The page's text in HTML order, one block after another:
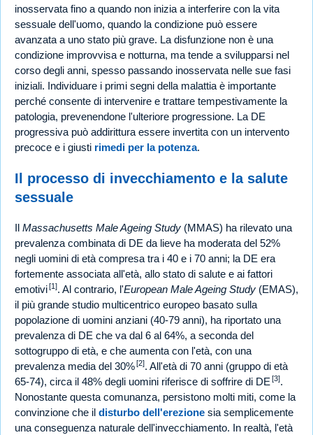
inosservata fino a quando non inizia a interferire con la vita
sessuale dell'uomo, quando la condizione può essere
avanzata a uno stato più grave. La disfunzione non è una
condizione improvvisa e notturna, ma tende a svilupparsi nel
corso degli anni, spesso passando inosservata nelle sue fasi
iniziali. Individuare i primi segni della malattia è importante
perché consente di intervenire e trattare tempestivamente la
patologia, prevenendone l'ulteriore progressione. La DE
progressiva può addirittura essere invertita con un intervento
precoce e i giusti rimedi per la potenza.
Il processo di invecchiamento e la salute
sessuale
Il Massachusetts Male Ageing Study (MMAS) ha rilevato una
prevalenza combinata di DE da lieve ha moderata del 52%
negli uomini di età compresa tra i 40 e i 70 anni; la DE era
fortemente associata all'età, allo stato di salute e ai fattori
emotivi[1]. Al contrario, l'European Male Ageing Study (EMAS),
il più grande studio multicentrico europeo basato sulla
popolazione di uomini anziani (40-79 anni), ha riportato una
prevalenza di DE che va dal 6 al 64%, a seconda del
sottogruppo di età, e che aumenta con l'età, con una
prevalenza media del 30%[2]. All'età di 70 anni (gruppo di età
65-74), circa il 48% degli uomini riferisce di soffrire di DE [3].
Nonostante questa comunanza, persistono molti miti, come la
convinzione che il disturbo dell'erezione sia semplicemente
una conseguenza naturale dell'invecchiamento. In realtà, l'età